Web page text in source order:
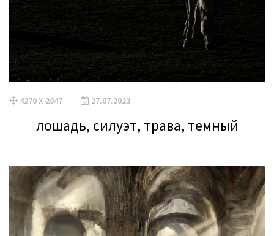
4270 X 2847 27.07.2023
лошадь, силуэт, трава, темный